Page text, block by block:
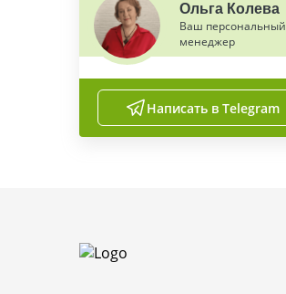
Ольга Колева
Ваш персональный
менеджер
Написать в Telegram